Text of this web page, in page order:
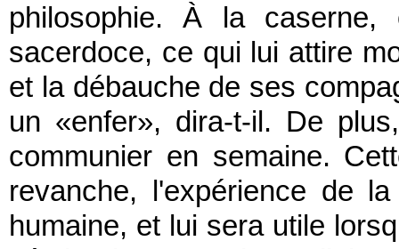
philosophie. À la
sacerdoce, ce qui lui attire
et la débauche de ses
un «enfer», dira-t-il. De
communier en semaine.
revanche, l'expérience de
humaine, et lui sera utile